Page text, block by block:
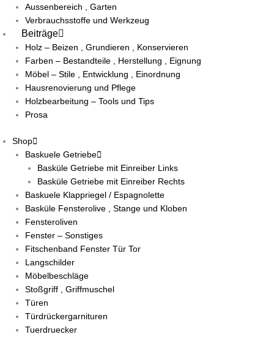
Aussenbereich , Garten
Verbrauchsstoffe und Werkzeug
Beiträge
Holz – Beizen , Grundieren , Konservieren
Farben – Bestandteile , Herstellung , Eignung
Möbel – Stile , Entwicklung , Einordnung
Hausrenovierung und Pflege
Holzbearbeitung – Tools und Tips
Prosa
Shop
Baskuele Getriebe
Basküle Getriebe mit Einreiber Links
Basküle Getriebe mit Einreiber Rechts
Baskuele Klappriegel / Espagnolette
Basküle Fensterolive , Stange und Kloben
Fensteroliven
Fenster – Sonstiges
Fitschenband Fenster Tür Tor
Langschilder
Möbelbeschläge
Stoßgriff , Griffmuschel
Türen
Türdrückergarnituren
Tuerdruecker